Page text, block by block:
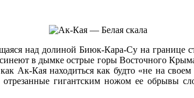
над долиной Биюк-Кара-Су на границе
в дымке острые горы Восточного
Ак-Кая находиться как будто «не на
гигантским ножом ее обрывы